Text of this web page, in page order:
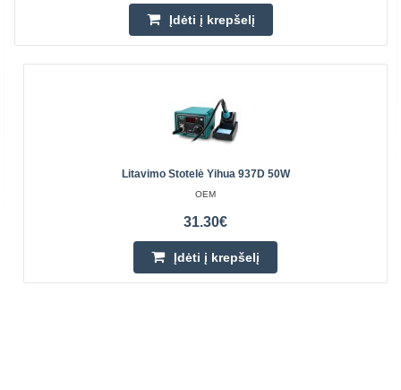
Įdėti į krepšelį
Litavimo Stotelė Yihua 937D 50W
OEM
31.30€
Įdėti į krepšelį